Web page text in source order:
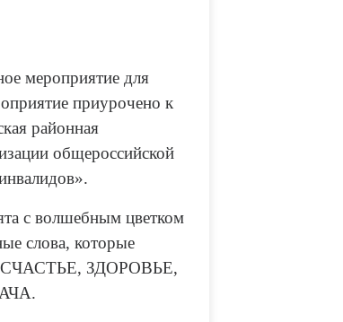
мероприятие для
приурочено к
районная
общероссийской
с волшебным цветком
слова, которые
СЧАСТЬЕ, ЗДОРОВЬЕ,